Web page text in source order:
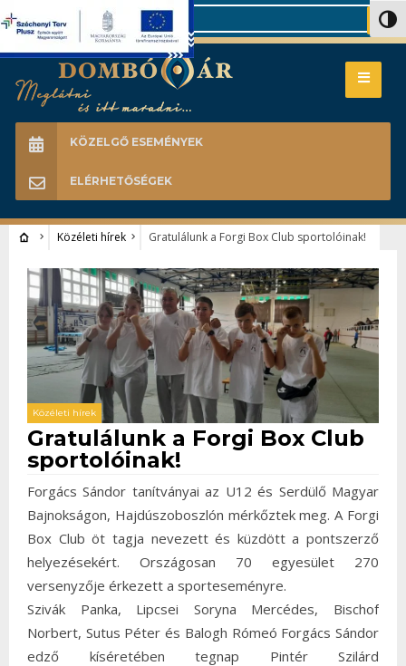
Search
KÖZELGŐ ESEMÉNYEK
ELÉRHETŐSÉGEK
Közéleti hírek Gratulálunk a Forgi Box Club sportolóinak!
Közéleti hírek
Gratulálunk a Forgi Box Club
sportolóinak!
Forgács Sándor tanítványai az U12 és Serdülő Magyar
Bajnokságon, Hajdúszoboszlón mérkőztek meg. A Forgi
Box Club öt tagja nevezett és küzdött a pontszerző
helyezésekért. Országosan 70 egyesület 270
versenyzője érkezett a sporteseményre.
Szivák Panka, Lipcsei Soryna Mercédes, Bischof
Norbert, Sutus Péter és Balogh Rómeó Forgács Sándor
edző kíséretében tegnap Pintér Szilárd